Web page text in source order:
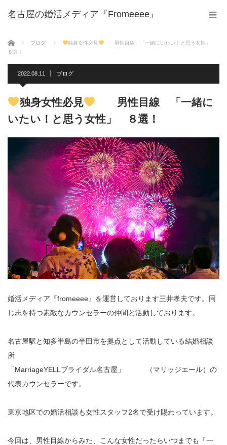
名古屋の婚活メディア『Fromeeee』
ホーム ブログ 独身女性必見
男性目線 「一緒にいたい！と思う女性」
８選！
2022.08.11 ブログ
独身女性必見
男性目線 「一緒に
いたい！と思う女性」 ８選！
婚活メディア『fromeeee』を運営しております三井孝夫です。同
じ志を持つ素敵なカウンセラーの仲間と活動しております。
名古屋駅と知多半島の半田市を拠点として活動している結婚相談
所
「MarriageYELLブライダル名古屋」
（マリッジエール）の
代表カウンセラーです。
東京地区での婚活相談も女性スタッフ2名で受け賜わっています。
今回は、男性目線からみた、こんな女性だったらいつまでも「一